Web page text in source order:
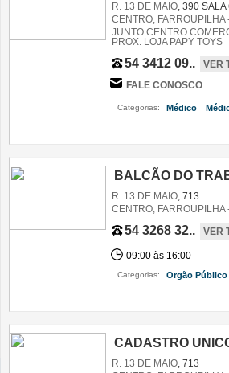
R. 13 DE MAIO, 390 SALA
CENTRO, FARROUPILHA
JUNTO CENTRO
PROX. LOJA PAPY TOYS
54 3412 09..
VER
FALE CONOSCO
Categorias: Médico
BALCÃO DO
R. 13 DE MAIO, 713
CENTRO, FARROUPILHA
54 3268 32.. VER
09:00 às 16:00
Categorias: Orgão Público
CADASTRO
R. 13 DE MAIO, 713